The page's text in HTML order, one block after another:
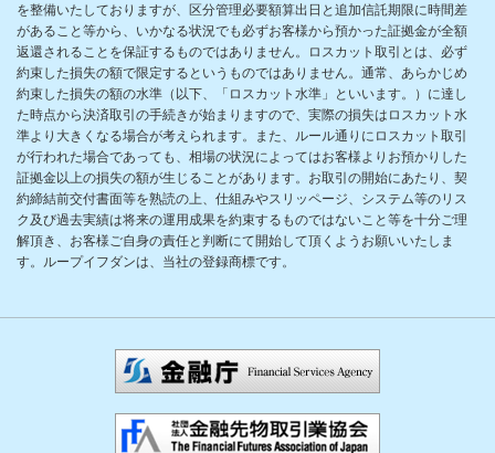
を整備いたしておりますが、区分管理必要額算出日と追加信託期限に時間差
があること等から、いかなる状況でも必ずお客様から預かった証拠金が全額
返還されることを保証するものではありません。ロスカット取引とは、必ず
約束した損失の額で限定するというものではありません。通常、あらかじめ
約束した損失の額の水準（以下、「ロスカット水準」といいます。）に達し
た時点から決済取引の手続きが始まりますので、実際の損失はロスカット水
準より大きくなる場合が考えられます。また、ルール通りにロスカット取引
が行われた場合であっても、相場の状況によってはお客様よりお預かりした
証拠金以上の損失の額が生じることがあります。お取引の開始にあたり、契
約締結前交付書面等を熟読の上、仕組みやスリッページ、システム等のリス
ク及び過去実績は将来の運用成果を約束するものではないこと等を十分ご理
解頂き、お客様ご自身の責任と判断にて開始して頂くようお願いいたしま
す。ループイフダンは、当社の登録商標です。